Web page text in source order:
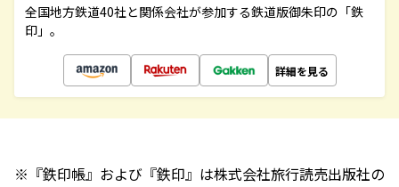
全国地方鉄道40社と関係会社が参加する鉄道版御朱印の「鉄
印」。
詳細を見る
※『鉄印帳』および『鉄印』は株式会社旅行読売出版社の